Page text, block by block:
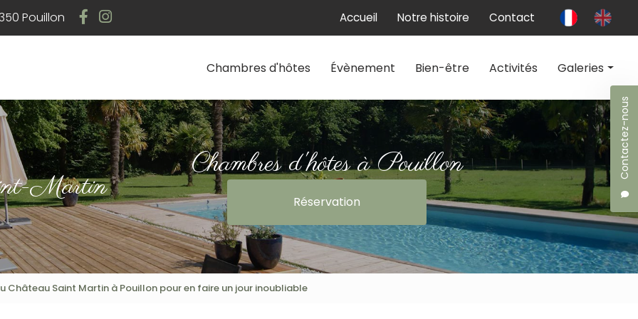
Pouillon
Contactez-nous
Accueil Notre histoire Contact
Chambres d'hôtes
Évènement Bien-être Activités Galeries
Chambres d'hôtes
Évènement
Bien-être
Martin
Chambres d'hôtes à Pouillon
Réservation
Château Saint Martin à Pouillon pour en faire un jour inoubliable